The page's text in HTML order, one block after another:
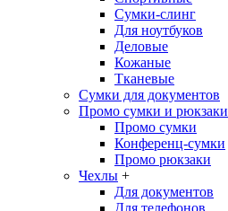
Сумки-слинг
Для ноутбуков
Деловые
Кожаные
Тканевые
Сумки для документов
Промо сумки и рюкзаки
Промо сумки
Конференц-сумки
Промо рюкзаки
Чехлы +
Для документов
Для телефонов